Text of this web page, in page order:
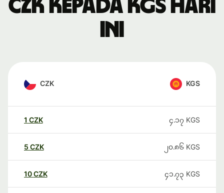
CZK kepada KGS hari
ini
CZK KGS
1 CZK ၄.၁၇ KGS
5 CZK ၂၀.၈၆ KGS
10CZK ၄၁.၇၃ KGS